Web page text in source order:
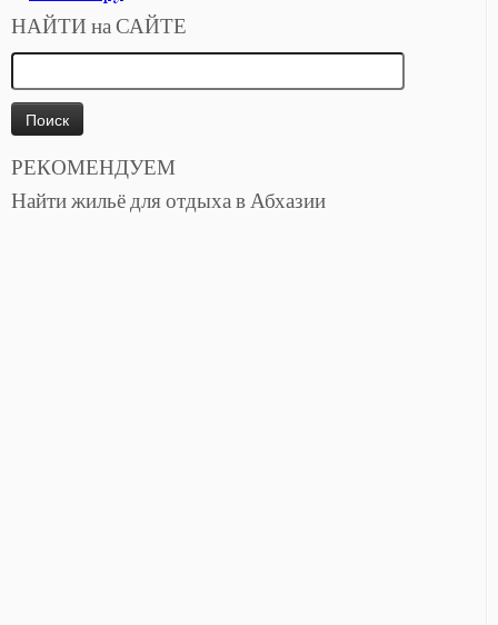
НАЙТИ на САЙТЕ
РЕКОМЕНДУЕМ
Найти жильё для отдыха в Абхазии